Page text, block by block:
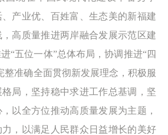
产业优、百姓富、生态美的新福建
高质量推进两岸融合发展示范区建
“五位一体”总体布局，协调推进“四
整准确全面贯彻新发展理念，积极服
局，坚持稳中求进工作总基调，坚
以全方位推动高质量发展为主题，
，以满足人民群众日益增长的美好